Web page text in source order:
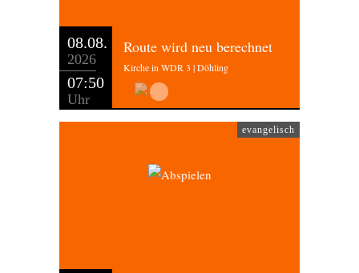
08.08.
2026
07:50
Uhr
Route wird neu berechnet
Kirche in WDR 3 | Döhling
evangelisch